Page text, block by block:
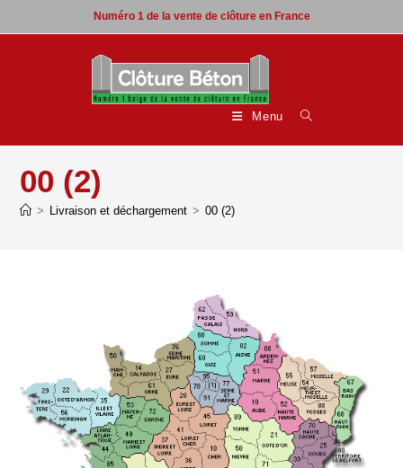
to
Numéro 1 de la vente de clôture en France
Menu
00 (2)
> Livraison et déchargement > 00 (2)